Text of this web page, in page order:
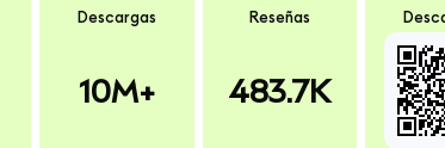
Descargas
10M+
Reseñas
483.7K